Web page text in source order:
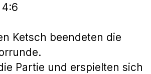
Ketsch beendeten die
Partie und erspielten sich